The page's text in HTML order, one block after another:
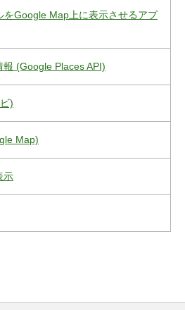
をGoogle Map上に表示させるアプ
(Google Places API)
)
Map)
示